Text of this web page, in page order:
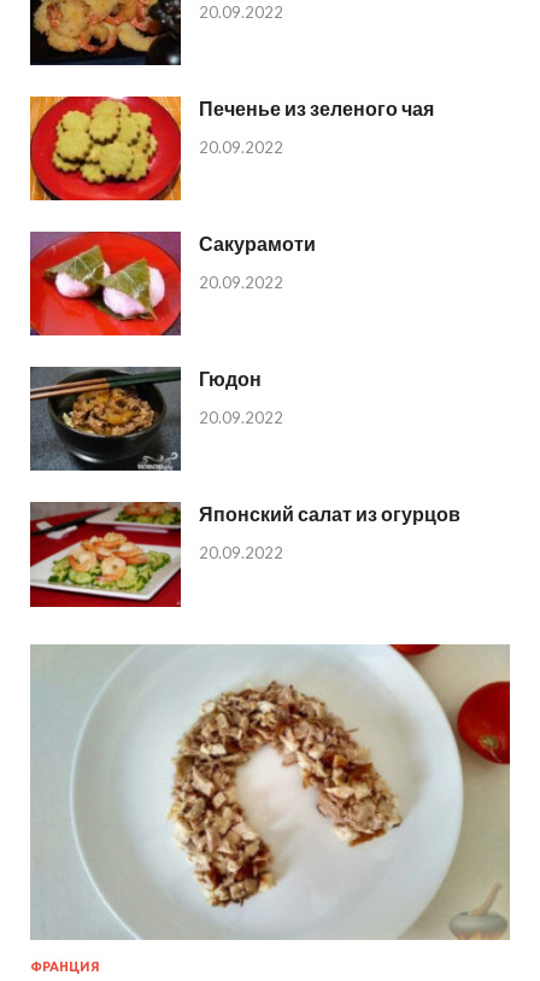
20.09.2022
Печенье из зеленого чая
20.09.2022
Сакурамоти
20.09.2022
Гюдон
20.09.2022
Японский салат из огурцов
20.09.2022
ФРАНЦИЯ